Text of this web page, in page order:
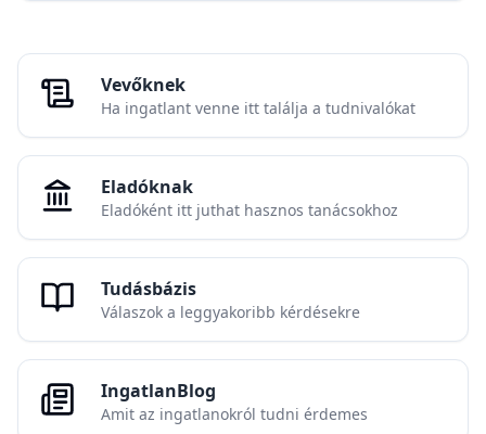
Vevőknek
Ha ingatlant venne itt találja a tudnivalókat
Eladóknak
Eladóként itt juthat hasznos tanácsokhoz
Tudásbázis
Válaszok a leggyakoribb kérdésekre
IngatlanBlog
Amit az ingatlanokról tudni érdemes